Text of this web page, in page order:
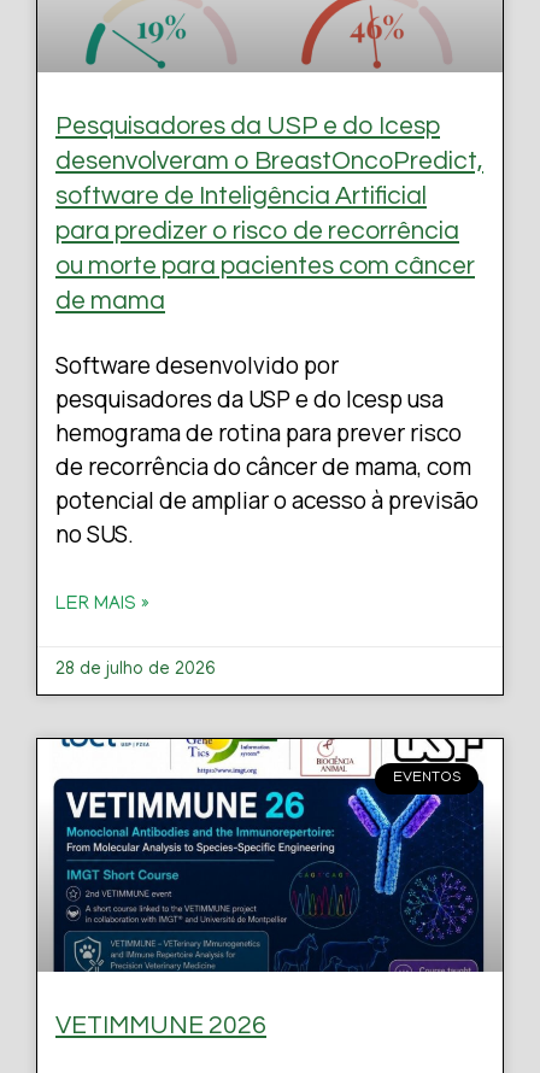
Pesquisadores da USP e do Icesp
desenvolveram o BreastOncoPredict,
software de Inteligência Artificial
para predizer o risco de recorrência
ou morte para pacientes com câncer
de mama
Software desenvolvido por
pesquisadores da USP e do Icesp usa
hemograma de rotina para prever risco
de recorrência do câncer de mama, com
potencial de ampliar o acesso à previsão
no SUS.
LER MAIS »
28 de julho de 2026
EVENTOS
VETIMMUNE 2026